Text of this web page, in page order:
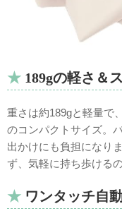
189gの軽さ＆
重さは約189gと軽量で
のコンパクトサイズ。
出かけにも負担になり
ず、気軽に持ち歩ける
ワンタッチ自